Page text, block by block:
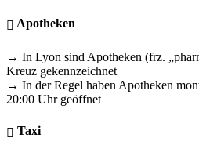
Apotheken
→ In Lyon sind Apotheken (frz.
Kreuz gekennzeichnet
→ In der Regel haben Apotheken
20:00 Uhr geöffnet
Taxi